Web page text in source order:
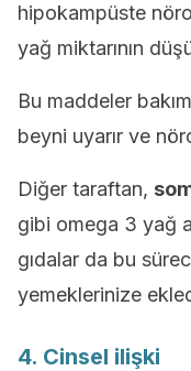
hipokampüste
yağ miktarının
Bu maddeler
beyni uyarır ve
Diğer taraftan,
gibi omega 3 yağ
gıdalar da bu
yemeklerinize
4. Cinsel ilişki